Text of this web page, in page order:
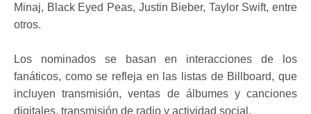
Minaj, Black Eyed Peas, Justin Bieber, Taylor Swift, entre
otros.
Los nominados se basan en interacciones de los
fanáticos, como se refleja en las listas de Billboard, que
incluyen transmisión, ventas de álbumes y canciones
digitales, transmisión de radio y actividad social.